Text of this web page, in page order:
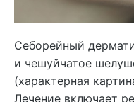
Себорейный
и чешуйчатое
(характерная
Лечение включает